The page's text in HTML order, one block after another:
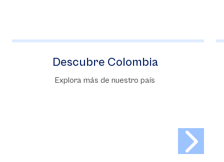
Descubre Colombia
Explora más de nuestro país